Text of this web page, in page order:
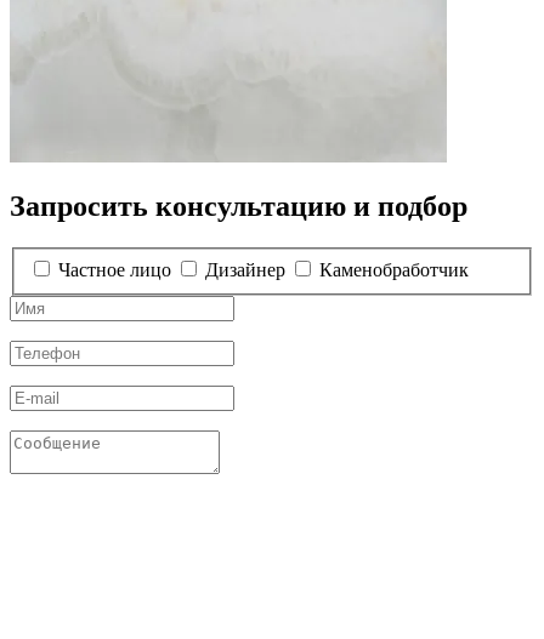
Запросить консультацию и подбор
Частное лицо Дизайнер Каменобработчик